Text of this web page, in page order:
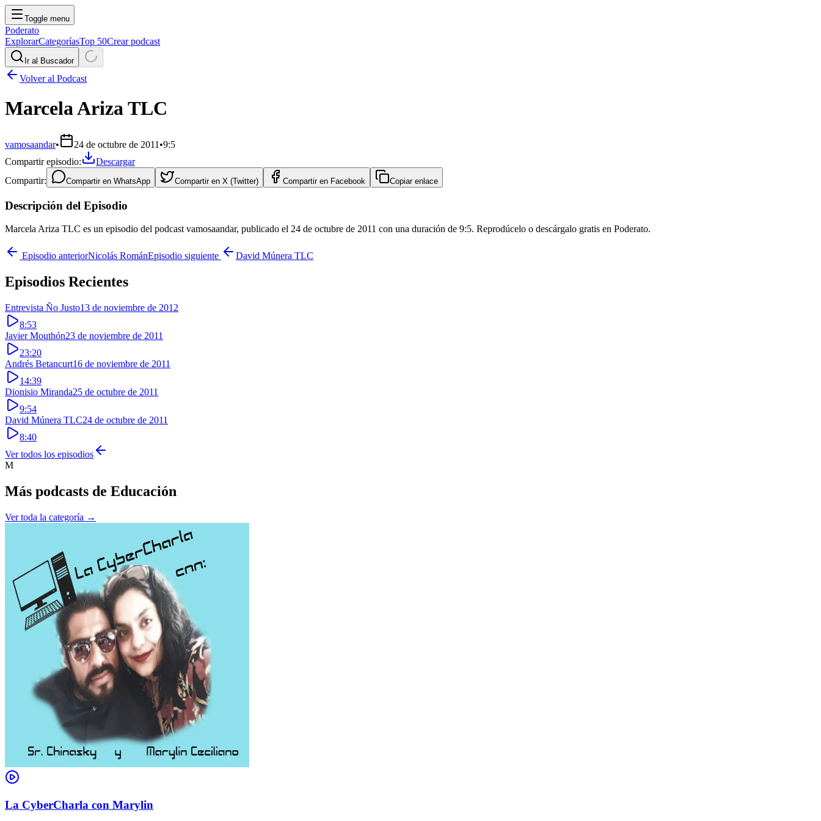
Toggle menu
Poderato
ExplorarCategoríasTop 50Crear podcast
Ir al Buscador
Volver al Podcast
Marcela Ariza TLC
vamosaandar• 24 de octubre de 2011 •9:5
Compartir episodio:
Descargar
Compartir:
Compartir en WhatsApp Compartir en X (Twitter) Compartir en Facebook Copiar enlace
Descripción del Episodio
Marcela Ariza TLC es un episodio del podcast vamosaandar, publicado el 24 de octubre de 2011 con una duración de 9:5. Reprodúcelo o descárgalo gratis en Poderato.
Episodio anteriorNicolás RománEpisodio siguiente David Múnera TLC
Episodios Recientes
Entrevista Ño Justo13 de noviembre de 2012
8:53
Javier Mouthón23 de noviembre de 2011
23:20
Andrés Betancurt16 de noviembre de 2011
14:39
Dionisio Miranda25 de octubre de 2011
9:54
David Múnera TLC24 de octubre de 2011
8:40
Ver todos los episodios
M
Más podcasts de Educación
Ver toda la categoría →
La CyberCharla con Marylin